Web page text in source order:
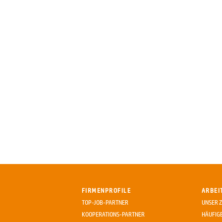
FIRMENPROFILE
TOP-JOB-PARTNER
KOOPERATIONS-PARTNER
UNSER